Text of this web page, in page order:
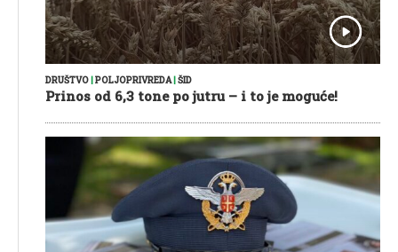
DRUŠTVO POLJOPRIVREDA| ŠID
Prinos od 6,3 tone po jutru – i to je moguće!